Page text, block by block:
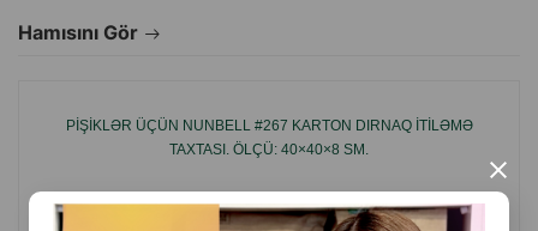
×
• bütün yaş qrupları üçün uyğundur
Brend: Trixie
Hamısını Gör
PIŞIKLƏR ÜÇÜN NUNBELL #267 KARTON DIRNAQ ITILƏMƏ
TAXTASI. ÖLÇÜ: 40×40×8 SM.